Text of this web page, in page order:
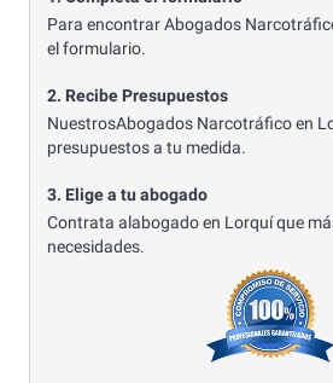
Para encontrar Abogados
el formulario.
2. Recibe Presupuestos
NuestrosAbogados Narcotráfico en
presupuestos a tu medida.
3. Elige a tu abogado
Contrata alabogado en Lorquí que
necesidades.